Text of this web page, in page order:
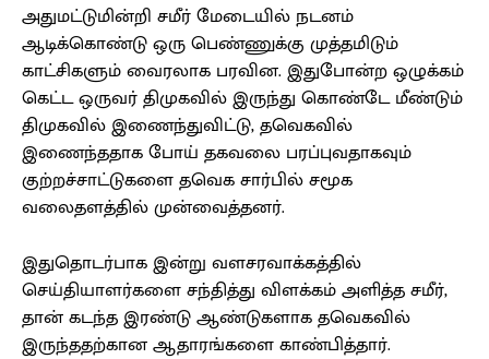
அதுமட்டுமின்றி சமீர் மேடையில் நடனம்
ஆடிக்கொண்டு ஒரு பெண்ணுக்கு முத்தமிடும்
காட்சிகளும் வைரலாக பரவின. இதுபோன்ற ஒழுக்கம்
கெட்ட ஒருவர் திமுகவில் இருந்து கொண்டே மீண்டும்
திமுகவில் இணைந்துவிட்டு, தவெகவில்
இணைந்ததாக போய் தகவலை பரப்புவதாகவும்
குற்றச்சாட்டுகளை தவெக சார்பில் சமூக
வலைதளத்தில் முன்வைத்தனர்.
இதுதொடர்பாக இன்று வளசரவாக்கத்தில்
செய்தியாளர்களை சந்தித்து விளக்கம் அளித்த சமீர்,
தான் கடந்த இரண்டு ஆண்டுகளாக தவெகவில்
இருந்ததற்கான ஆதாரங்களை காண்பித்தார்.